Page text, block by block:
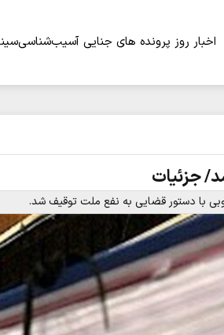
اخبار روز پرونده های جنایی آسیب‌شناسی